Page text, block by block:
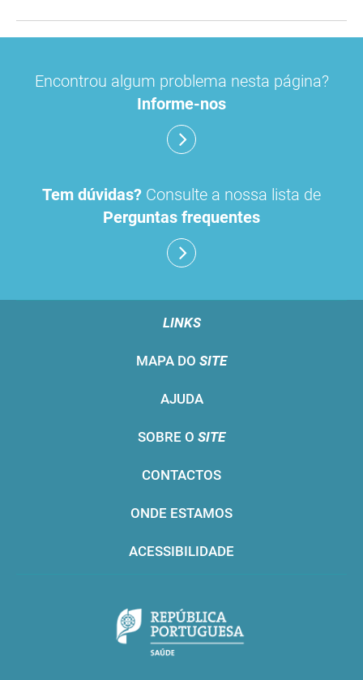
Encontrou algum problema nesta página?
Informe-nos
Tem dúvidas? Consulte a nossa lista de
Perguntas frequentes
LINKS
MAPA DO SITE
AJUDA
SOBRE O SITE
CONTACTOS
ONDE ESTAMOS
ACESSIBILIDADE